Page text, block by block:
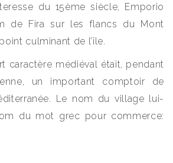
du 15ème siècle, Emporio
de Fira sur les flancs du Mont
culminant de l’île.
caractère médiéval était, pendant
un important comptoir de
Le nom du village lui-
du mot grec pour commerce: